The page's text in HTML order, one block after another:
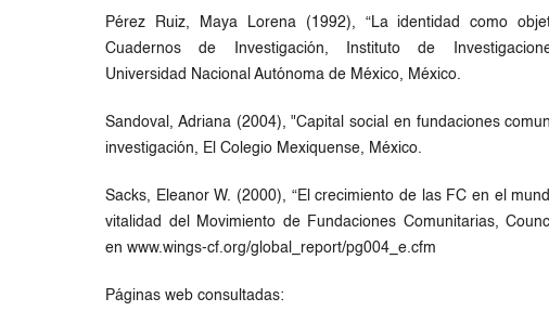
Pérez Ruiz, Maya Lorena (1992), “La identidad como
Cuadernos de Investigación, Instituto de
Universidad Nacional Autónoma de México, México.
Sandoval, Adriana (2004), "Capital social en fundaciones
investigación, El Colegio Mexiquense, México.
Sacks, Eleanor W. (2000), “El crecimiento de las FC en el
vitalidad del Movimiento de Fundaciones Comunitarias,
en www.wings-cf.org/global_report/pg004_e.cfm
Páginas web consultadas: